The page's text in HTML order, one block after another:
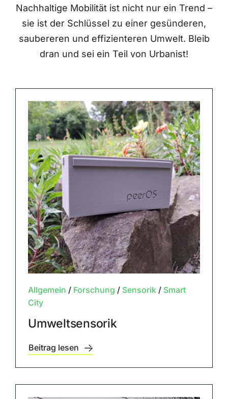
Nachhaltige Mobilität ist nicht nur ein Trend –
sie ist der Schlüssel zu einer gesünderen,
saubereren und effizienteren Umwelt. Bleib
dran und sei ein Teil von Urbanist!
Allgemein / Forschung / Sensorik/ Smart
City
Umweltsensorik
Beitrag lesen